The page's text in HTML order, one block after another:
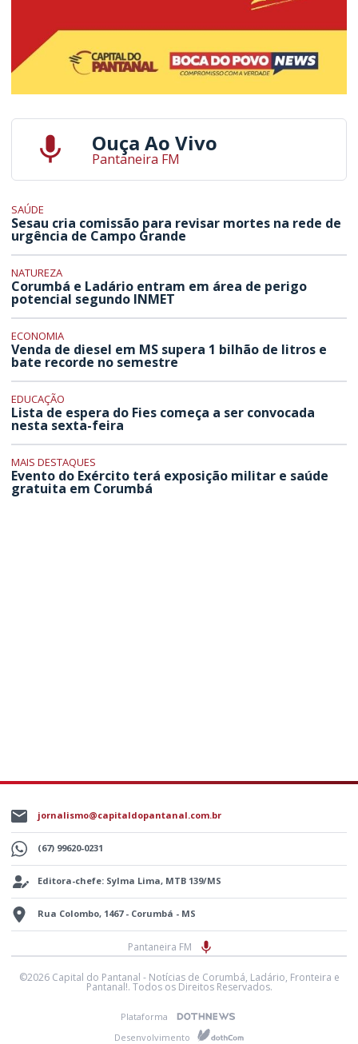
Ouça Ao Vivo
Pantaneira FM
SAÚDE
Sesau cria comissão para revisar mortes na rede de
urgência de Campo Grande
NATUREZA
Corumbá e Ladário entram em área de perigo
potencial segundo INMET
ECONOMIA
Venda de diesel em MS supera 1 bilhão de litros e
bate recorde no semestre
EDUCAÇÃO
Lista de espera do Fies começa a ser convocada
nesta sexta-feira
MAIS DESTAQUES
Evento do Exército terá exposição militar e saúde
gratuita em Corumbá
jornalismo@capitaldopantanal.com.br
(67) 99620-0231
Editora-chefe: Sylma Lima, MTB 139/MS
Rua Colombo, 1467 - Corumbá - MS
Pantaneira FM
©2026 Capital do Pantanal - Notícias de Corumbá, Ladário, Fronteira e
Pantanal!. Todos os Direitos Reservados.
Plataforma
Desenvolvimento